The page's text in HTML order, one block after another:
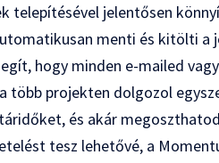
telepítésével jelentősen
menti és kitölti
hogy minden e-mailed
több projekten dolgozol
és akár
tesz lehetővé, a